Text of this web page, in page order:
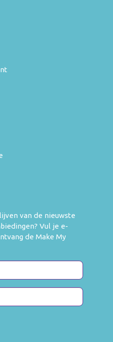
van de nieuwste
Vul je e-
de Make My